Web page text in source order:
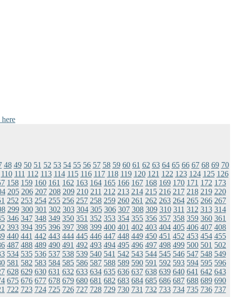
48 49 50 51 52 53 54 55 56 57 58 59 60 61 62 63 64 65 66 67 68 69 70
110 111 112 113 114 115 116 117 118 119 120 121 122 123 124 125 126
158 159 160 161 162 163 164 165 166 167 168 169 170 171 172 173
205 206 207 208 209 210 211 212 213 214 215 216 217 218 219 220
252 253 254 255 256 257 258 259 260 261 262 263 264 265 266 267
299 300 301 302 303 304 305 306 307 308 309 310 311 312 313 314
346 347 348 349 350 351 352 353 354 355 356 357 358 359 360 361
393 394 395 396 397 398 399 400 401 402 403 404 405 406 407 408
440 441 442 443 444 445 446 447 448 449 450 451 452 453 454 455
487 488 489 490 491 492 493 494 495 496 497 498 499 500 501 502
534 535 536 537 538 539 540 541 542 543 544 545 546 547 548 549
581 582 583 584 585 586 587 588 589 590 591 592 593 594 595 596
628 629 630 631 632 633 634 635 636 637 638 639 640 641 642 643
675 676 677 678 679 680 681 682 683 684 685 686 687 688 689 690
722 723 724 725 726 727 728 729 730 731 732 733 734 735 736 737